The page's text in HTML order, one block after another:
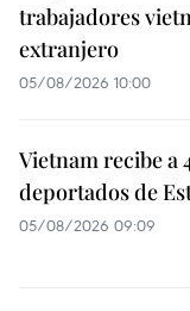
trabajadores
extranjero
05/08/2026 10:00
Vietnam recibe a
deportados de
05/08/2026 09:09